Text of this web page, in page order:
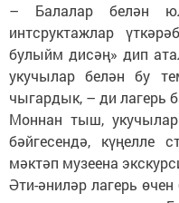
– Балалар белән
интсруктажлар
булыйм дисәң» дип
укучылар белән бу
чыгардык, – ди лагерь
Моннан тыш, укучылар
бәйгесендә, күңелле
мәктәп музеена
Әти-әниләр лагерь